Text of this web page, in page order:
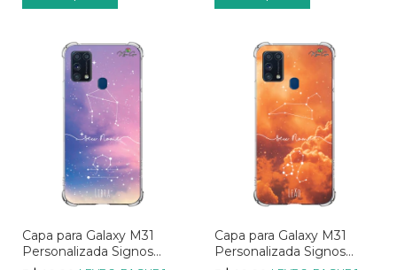
Capa para Galaxy M31
Personalizada Signos
Capa para Galaxy M31
Personalizada Signos